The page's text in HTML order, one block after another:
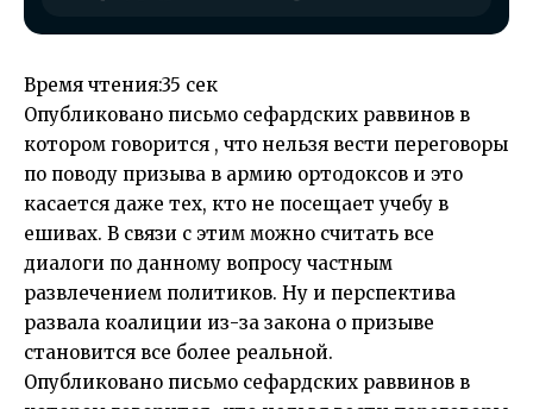
Время чтения:35 сек
Опубликовано письмо сефардских раввинов в
котором говорится , что нельзя вести переговоры
по поводу призыва в армию ортодоксов и это
касается даже тех, кто не посещает учебу в
ешивах. В связи с этим можно считать все
диалоги по данному вопросу частным
развлечением политиков. Ну и перспектива
развала коалиции из-за закона о призыве
становится все более реальной.
Опубликовано письмо сефардских раввинов в